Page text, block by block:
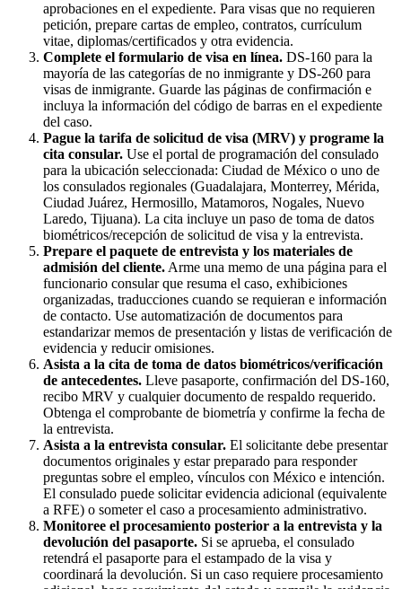
aprobaciones en el expediente. Para visas que no requieren
petición, prepare cartas de empleo, contratos, currículum
vitae, diplomas/certificados y otra evidencia.
Complete el formulario de visa en línea. DS-160 para la
mayoría de las categorías de no inmigrante y DS-260 para
visas de inmigrante. Guarde las páginas de confirmación e
incluya la información del código de barras en el expediente
del caso.
Pague la tarifa de solicitud de visa (MRV) y programe la
cita consular. Use el portal de programación del consulado
para la ubicación seleccionada: Ciudad de México o uno de
los consulados regionales (Guadalajara, Monterrey, Mérida,
Ciudad Juárez, Hermosillo, Matamoros, Nogales, Nuevo
Laredo, Tijuana). La cita incluye un paso de toma de datos
biométricos/recepción de solicitud de visa y la entrevista.
Prepare el paquete de entrevista y los materiales de
admisión del cliente. Arme una memo de una página para el
funcionario consular que resuma el caso, exhibiciones
organizadas, traducciones cuando se requieran e información
de contacto. Use automatización de documentos para
estandarizar memos de presentación y listas de verificación de
evidencia y reducir omisiones.
Asista a la cita de toma de datos biométricos/verificación
de antecedentes. Lleve pasaporte, confirmación del DS-160,
recibo MRV y cualquier documento de respaldo requerido.
Obtenga el comprobante de biometría y confirme la fecha de
la entrevista.
Asista a la entrevista consular. El solicitante debe presentar
documentos originales y estar preparado para responder
preguntas sobre el empleo, vínculos con México e intención.
El consulado puede solicitar evidencia adicional (equivalente
a RFE) o someter el caso a procesamiento administrativo.
Monitoree el procesamiento posterior a la entrevista y la
devolución del pasaporte. Si se aprueba, el consulado
retendrá el pasaporte para el estampado de la visa y
coordinará la devolución. Si un caso requiere procesamiento